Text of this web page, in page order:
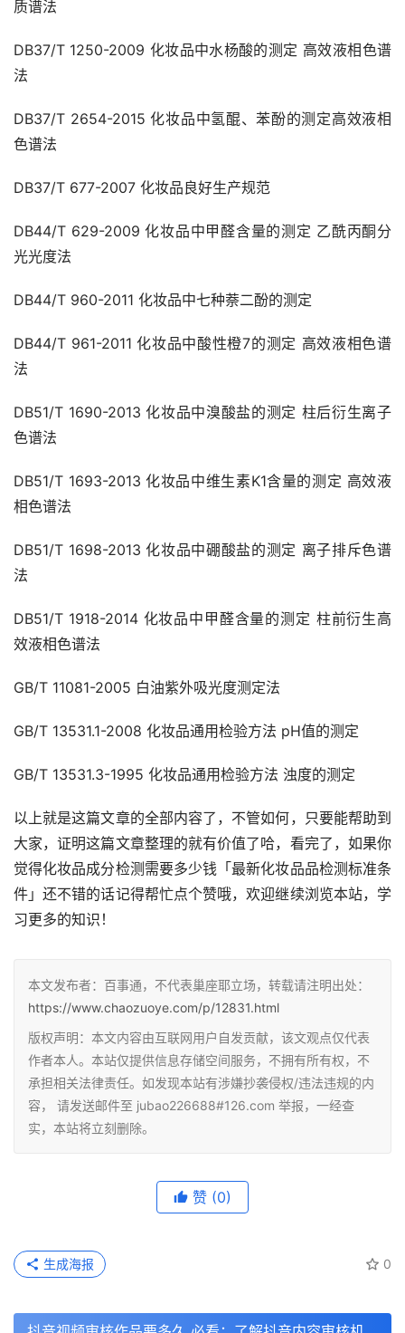
质谱法
DB37/T 1250-2009 化妆品中水杨酸的测定 高效液相色谱
法
DB37/T 2654-2015 化妆品中氢醌、苯酚的测定高效液相
色谱法
DB37/T 677-2007 化妆品良好生产规范
DB44/T 629-2009 化妆品中甲醛含量的测定 乙酰丙酮分
光光度法
DB44/T 960-2011 化妆品中七种萘二酚的测定
DB44/T 961-2011 化妆品中酸性橙7的测定 高效液相色谱
法
DB51/T 1690-2013 化妆品中溴酸盐的测定 柱后衍生离子
色谱法
DB51/T 1693-2013 化妆品中维生素K1含量的测定 高效液
相色谱法
DB51/T 1698-2013 化妆品中硼酸盐的测定 离子排斥色谱
法
DB51/T 1918-2014 化妆品中甲醛含量的测定 柱前衍生高
效液相色谱法
GB/T 11081-2005 白油紫外吸光度测定法
GB/T 13531.1-2008 化妆品通用检验方法 pH值的测定
GB/T 13531.3-1995 化妆品通用检验方法 浊度的测定
以上就是这篇文章的全部内容了，不管如何，只要能帮助到
大家，证明这篇文章整理的就有价值了哈，看完了，如果你
觉得化妆品成分检测需要多少钱「最新化妆品品检测标准条
件」还不错的话记得帮忙点个赞哦，欢迎继续浏览本站，学
习更多的知识！
本文发布者：百事通，不代表巢座耶立场，转载请注明出处：
https://www.chaozuoye.com/p/12831.html
版权声明：本文内容由互联网用户自发贡献，该文观点仅代表
作者本人。本站仅提供信息存储空间服务，不拥有所有权，不
承担相关法律责任。如发现本站有涉嫌抄袭侵权/违法违规的内
容， 请发送邮件至 jubao226688#126.com 举报，一经查
实，本站将立刻删除。
赞 (0)
0
生成海报